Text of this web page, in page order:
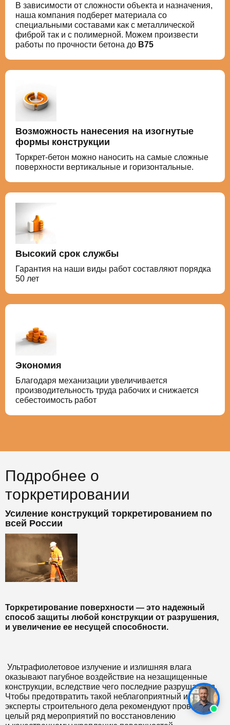
В зависимости от сложности объекта и назначения,
наша компания подберет материала со
специальными составами как с металлической
фиброй так и с полимерной. Можем произвести
работы по прочности бетона до В75
Возможность нанесения на изогнутые
формы конструкции
Торкрет-бетон можно наносить на самые сложные
поверхности вертикальные и горизонтальные.
Высокий срок службы
Гарантия на наши виды работ составляют порядка
50 лет
Экономия
Благодаря механизации увеличивается
производительность труда рабочих и снижается
себестоимость работ
Подробнее о
торкретировании
Усиление конструкций торкретированием по
всей России
Торкретирование поверхности — это надежный
способ защиты любой конструкции от разрушения,
и увеличение ее несущей способности.
Ультрафиолетовое излучение и излишняя влага
оказывают пагубное воздействие на незащищенные
конструкции, вследствие чего последние разрушаются.
Чтобы предотвратить такой неблагоприятный исход,
эксперты строительного дела рекомендуют проводить
целый ряд мероприятий по восстановлению